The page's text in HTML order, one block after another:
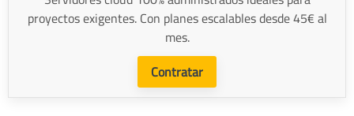
proyectos exigentes. Con planes escalables desde 45€ al
mes.
Contratar